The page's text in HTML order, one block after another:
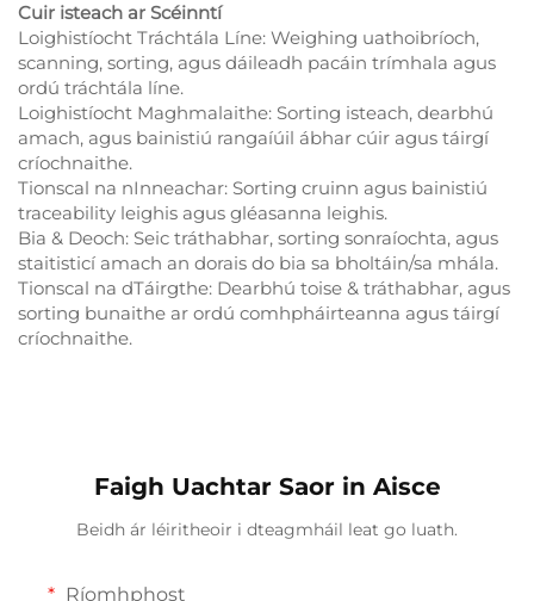
Cuir isteach ar Scéinntí
Loighistíocht Tráchtála Líne: Weighing uathoibríoch,
scanning, sorting, agus dáileadh pacáin trímhala agus
ordú tráchtála líne.
Loighistíocht Maghmalaithe: Sorting isteach, dearbhú
amach, agus bainistiú rangaíúil ábhar cúir agus táirgí
críochnaithe.
Tionscal na nInneachar: Sorting cruinn agus bainistiú
traceability leighis agus gléasanna leighis.
Bia & Deoch: Seic tráthabhar, sorting sonraíochta, agus
staitisticí amach an dorais do bia sa bholtáin/sa mhála.
Tionscal na dTáirgthe: Dearbhú toise & tráthabhar, agus
sorting bunaithe ar ordú comhpháirteanna agus táirgí
críochnaithe.
Faigh Uachtar Saor in Aisce
Beidh ár léiritheoir i dteagmháil leat go luath.
Ríomhphost